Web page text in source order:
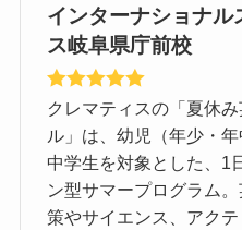
インターナショナル
ス岐阜県庁前校
クレマティスの「夏休
ル」は、幼児（年少・
中学生を対象とした、1
ン型サマープログラム
策やサイエンス、アク